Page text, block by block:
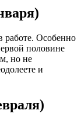
работе. Особенно
половине
но не
и